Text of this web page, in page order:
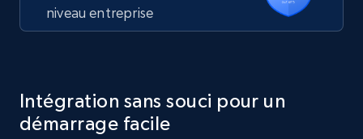
niveau entreprise
Intégration sans souci pour un
démarrage facile